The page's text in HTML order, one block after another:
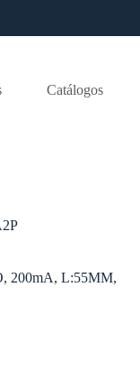
Catálogos
200mA, L:55MM,